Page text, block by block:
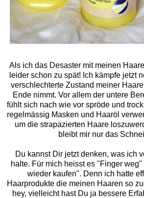
Als ich das Desaster mit meinen
leider schon zu spät! Ich kämpfe jetzt
verschlechterte Zustand meiner
Ende nimmt. Vor allem der untere
fühlt sich nach wie vor spröde und
regelmässig Masken und Haaröl
um die strapazierten Haare
bleibt mir nur das
Du kannst Dir jetzt denken, was ich
halte. Für mich heisst es "Finger
wieder kaufen". Denn ich hatte
Haarprodukte die meinen Haaren so
hey, vielleicht hast Du ja bessere